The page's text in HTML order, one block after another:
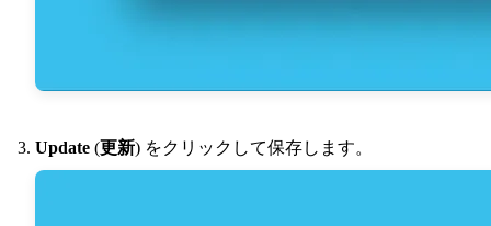
Update (更新) をクリックして保存します。